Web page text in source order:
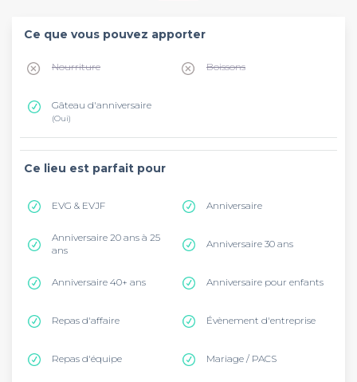
Ce que vous pouvez apporter
Nourriture Boissons
Gâteau d'anniversaire
(Oui)
Ce lieu est parfait pour
EVG & EVJF Anniversaire
Anniversaire 20 ans à 25
ans
Anniversaire 30 ans
Anniversaire 40+ ans Anniversaire pour enfants
Repas d'affaire Évènement d'entreprise
Repas d'équipe Mariage / PACS